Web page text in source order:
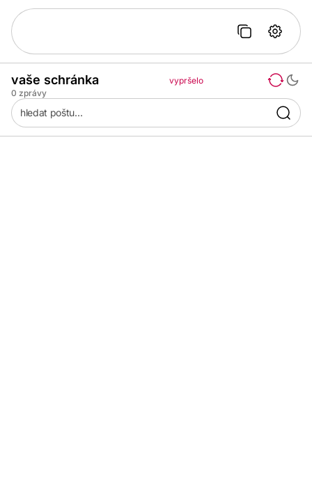
vaše schránka
vypršelo
0 zprávy